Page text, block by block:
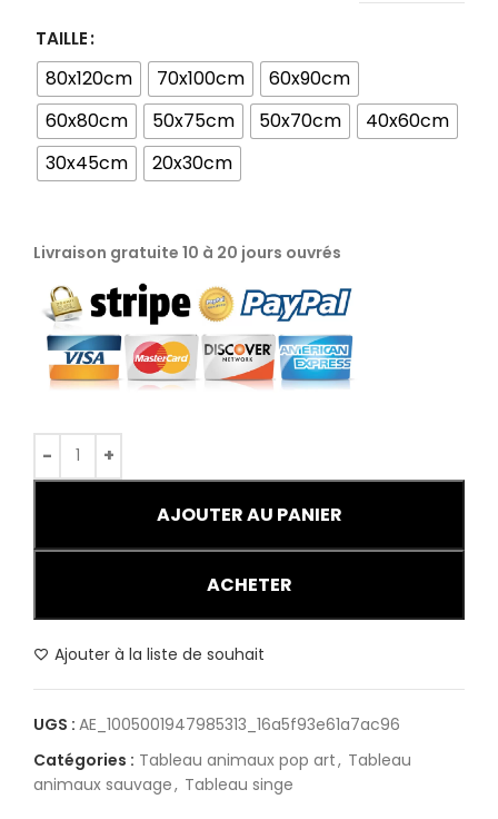
TAILLE
80x120cm 70x100cm
60x90cm
60x80cm
50x75cm 50x70cm
40x60cm
30x45cm
20x30cm
AJOUTER AU PANIER
ACHETER
Livraison gratuite 10 à 20 jours ouvrés
Ajouter à la liste de souhait
UGS : AE_1005001947985313_16a5f93e61a7ac96
Catégories : Tableau animaux pop art, Tableau
animaux sauvage, Tableau singe